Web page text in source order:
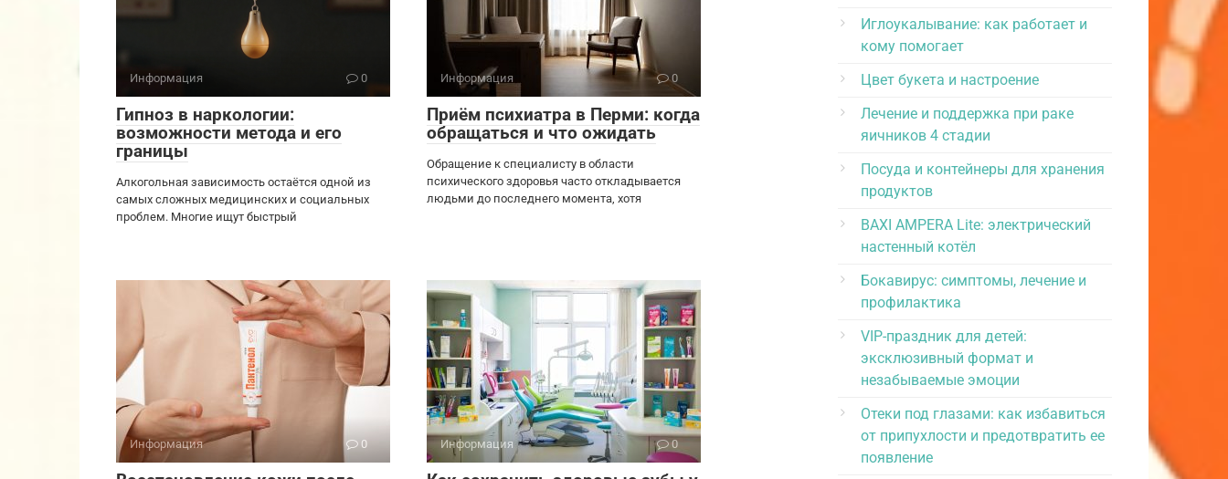
Информация 0
Гипноз в наркологии:
возможности метода и его
границы
Алкогольная зависимость остаётся одной из
самых сложных медицинских и социальных
проблем. Многие ищут быстрый
Информация 0
Приём психиатра в Перми: когда
обращаться и что ожидать
Обращение к специалисту в области
психического здоровья часто откладывается
людьми до последнего момента, хотя
Информация 0 Информация 0
Иглоукалывание: как работает и
кому помогает
Цвет букета и настроение
Лечение и поддержка при раке
яичников 4 стадии
Посуда и контейнеры для хранения
продуктов
BAXI AMPERA Lite: электрический
настенный котёл
Бокавирус: симптомы, лечение и
профилактика
VIP-праздник для детей:
эксклюзивный формат и
незабываемые эмоции
Отеки под глазами: как избавиться
от припухлости и предотвратить ее
появление